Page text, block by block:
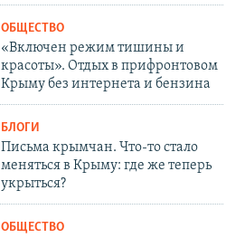
ОБЩЕСТВО
«Включен режим тишины и
красоты». Отдых в прифронтовом
Крыму без интернета и бензина
БЛОГИ
Письма крымчан. Что-то стало
меняться в Крыму: где же теперь
укрыться?
ОБЩЕСТВО